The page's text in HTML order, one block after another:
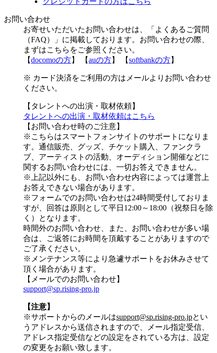
お問い合わせ
お寄せいただいたお問い合わせは、「よくあるご質問
（FAQ）」に掲載しております。お問い合わせの際、
まずはこちらをご参照ください。
【docomoの方】 【auの方】 【softbankの方】
※ カード決済をご利用の方はメールよりお問い合わせ
ください。
【タレントへの出演・取材依頼】
タレントへの出演・取材依頼はこちら
【お問い合わせ時のご注意】
※こちらはスマートフォンサイトのサポートになりま
す。通信販売、グッズ、チケット購入、ファンクラ
ブ、アーティストの活動、オーディション開催などに
関するお問い合わせには、一切お答えできません。
※上記以外にも、お問い合わせ内容によっては運営上
お答えできない場合があります。
※フォームでのお問い合わせは24時間受付しておりま
すが、
回答は原則として平日12:00～18:00（祝祭日を除
く）
となります。
時間外のお問い合わせ、また、お問い合わせが多い場
合は、ご返答にお時間を頂戴することがありますので
ご了承ください。
※メンテナンス等により急遽サポートをお休みさせて
頂く場合があります。
【メールでのお問い合わせ】
support@sp.rising-pro.jp
【注意】
※サポートからのメールはsupport@sp.rising-pro.jpとい
うアドレスから送信されますので、メール指定受信、
アドレス指定受信などの設定をされている方は、設定
の変更をお願い致します。